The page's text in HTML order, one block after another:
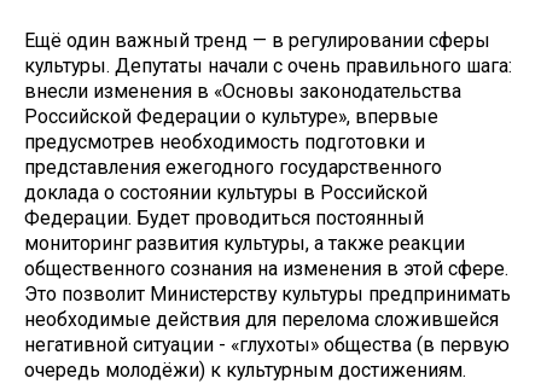
Ещё один важный тренд — в регулировании сферы
культуры. Депутаты начали с очень правильного шага:
внесли изменения в «Основы законодательства
Российской Федерации о культуре», впервые
предусмотрев необходимость подготовки и
представления ежегодного государственного
доклада о состоянии культуры в Российской
Федерации. Будет проводиться постоянный
мониторинг развития культуры, а также реакции
общественного сознания на изменения в этой сфере.
Это позволит Министерству культуры предпринимать
необходимые действия для перелома сложившейся
негативной ситуации - «глухоты» общества (в первую
очередь молодёжи) к культурным достижениям.